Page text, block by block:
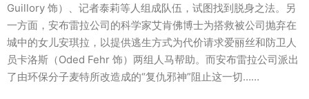
Guillory 饰）、记者泰莉等人组成队伍，试图找到脱身之法。另
一方面，安布雷拉公司的科学家艾肯佛博士为搭救被公司抛弃在
城中的女儿安琪拉，以提供逃生方式为代价请求爱丽丝和防卫人
员卡洛斯（Oded Fehr 饰）两组人马帮助。而安布雷拉公司派出
了由环保分子麦特所改造成的“复仇邪神”阻止这一切……